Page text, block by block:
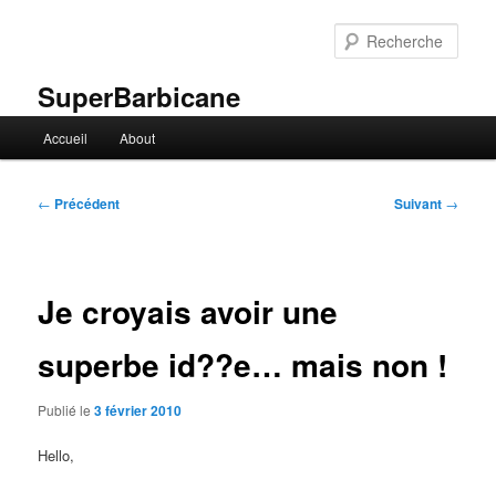
SuperBarbicane
principal
Accueil About
Navigation
← Précédent Suivant →
Je croyais avoir une
superbe id??e… mais non !
Publié le3 février 2010
Hello,